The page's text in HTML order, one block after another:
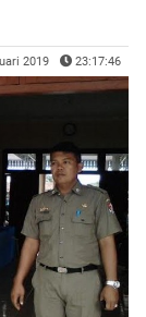
2019 23:17:46